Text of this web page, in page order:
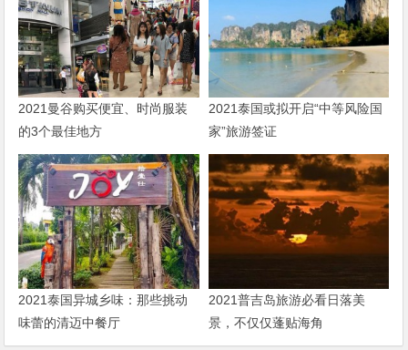
2021曼谷购买便宜、时尚服装
的3个最佳地方
2021泰国或拟开启“中等风险国
家”旅游签证
2021泰国异城乡味：那些挑动
味蕾的清迈中餐厅
2021普吉岛旅游必看日落美
景，不仅仅蓬贴海角